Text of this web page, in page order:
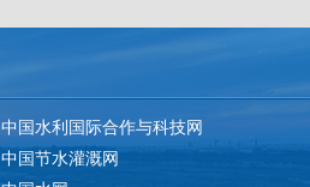
中国水利国际合作与科技网
中国节水灌溉网